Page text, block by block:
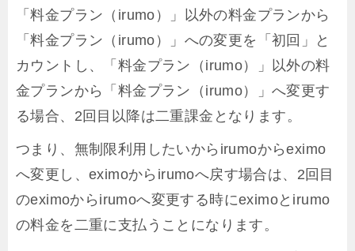
「料金プラン（irumo）」以外の料金プランから
「料金プラン（irumo）」への変更を「初回」と
カウントし、「料金プラン（irumo）」以外の料
金プランから「料金プラン（irumo）」へ変更す
る場合、2回目以降は二重課金となります。
つまり、無制限利用したいからirumoからeximo
へ変更し、eximoからirumoへ戻す場合は、2回目
のeximoからirumoへ変更する時にeximoとirumo
の料金を二重に支払うことになります。